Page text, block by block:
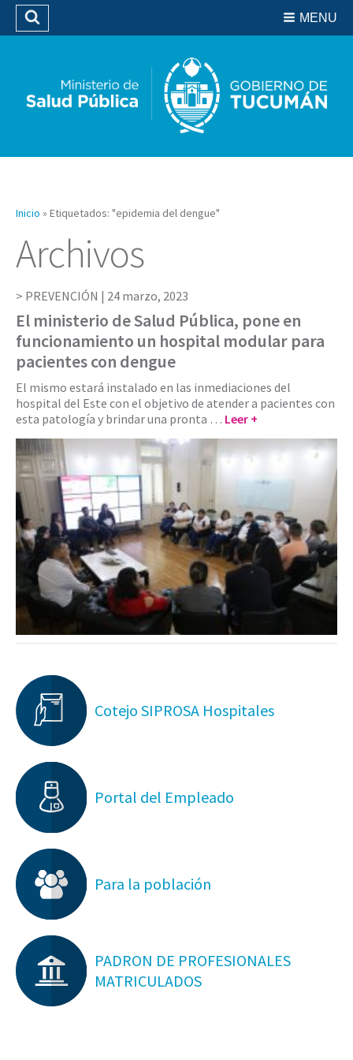
Biblioteca
MENU
Buscar
Inicio » Etiquetados: "epidemia del dengue"
Archivos
PREVENCIÓN | 24 marzo, 2023
El ministerio de Salud Pública, pone en
funcionamiento un hospital modular para
pacientes con dengue
El mismo estará instalado en las inmediaciones del
hospital del Este con el objetivo de atender a pacientes con
esta patología y brindar una pronta … Leer +
Cotejo SIPROSA Hospitales
Portal del Empleado
Para la población
PADRON DE PROFESIONALES
MATRICULADOS